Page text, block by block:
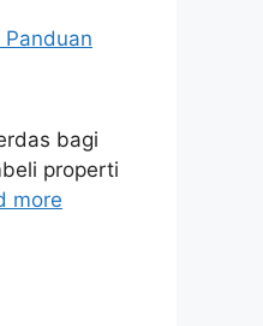
Panduan
bagi
properti
more